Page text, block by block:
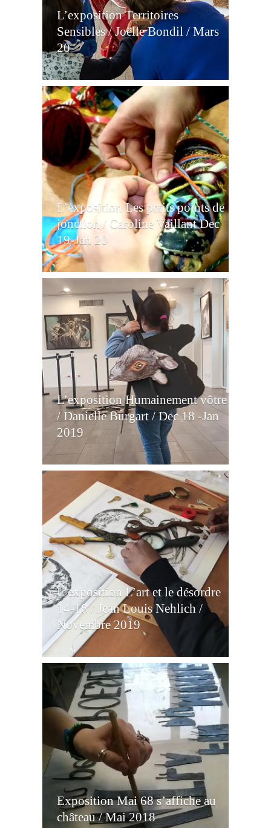
L’exposition Territoires
Sensibles / Joëlle Bondil / Mars
20
L’exposition Les petits points de
jonction / Caroline Vaillant Dec
19-Jan 20
L’exposition Humainement vôtre
/ Danielle Burgart / Dec 18 -Jan
2019
L’exposition L’art et le désordre
14-18 / Jean Louis Nehlich /
Novembre 2019
Exposition Mai 68 s’affiche au
château / Mai 2018